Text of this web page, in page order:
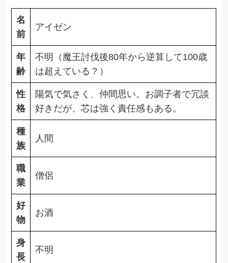
名
前
アイゼン
年
齢
不明（魔王討伐後80年から逆算して100歳
は超えている？）
性
格
陽気で気さく、仲間思い。お調子者で冗談
好きだが、芯は強く責任感もある。
種
族
人間
職
業
僧侶
好
物
お酒
身
長
不明